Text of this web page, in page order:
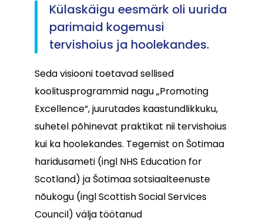
Külaskäigu eesmärk oli uurida
parimaid kogemusi
tervishoius ja hoolekandes.
Seda visiooni toetavad sellised
koolitusprogrammid nagu „Promoting
Excellence“, juurutades kaastundlikkuku,
suhetel põhinevat praktikat nii tervishoius
kui ka hoolekandes. Tegemist on Šotimaa
haridusameti (ingl NHS Education for
Scotland) ja Šotimaa sotsiaalteenuste
nõukogu (ingl Scottish Social Services
Council) välja töötanud